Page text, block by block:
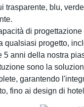
blu,
di
progetto,
anni della nostra
sono la
garantendo
fino ai design di